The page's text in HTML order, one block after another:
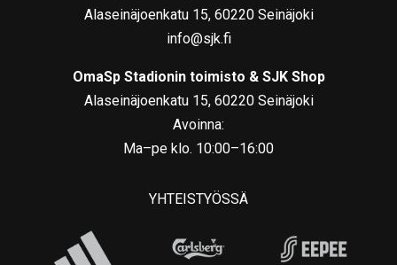
Alaseinäjoenkatu 15, 60220 Seinäjoki
info@sjk.fi
OmaSp Stadionin toimisto & SJK Shop
Alaseinäjoenkatu 15, 60220 Seinäjoki
Avoinna:
Ma–pe klo. 10:00–16:00
YHTEISTYÖSSÄ